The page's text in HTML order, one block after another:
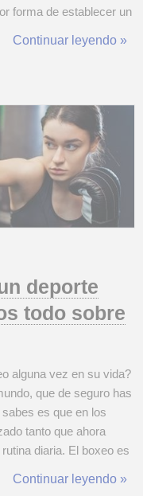
forma de establecer un
paso es establecer una
Continuar leyendo »
deporte
todo sobre
alguna vez en su vida?
que de seguro has
es que en los
tanto que ahora
diaria. El boxeo es
su práctica pierdes
Continuar leyendo »